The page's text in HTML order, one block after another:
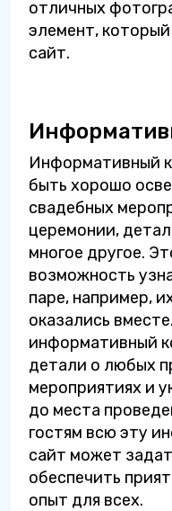
отличных
элемент,
сайт.
Информативный
быть хорошо
свадебных
церемонии,
многое другое.
возможность
паре, например,
оказались
информативный
детали о любых
мероприятиях и
до места
гостям всю эту
сайт может
обеспечить
опыт для всех.